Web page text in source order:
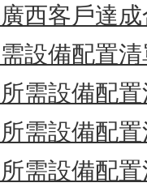
西客戶達
設備配置清
需設備配
需設備配
需設備配